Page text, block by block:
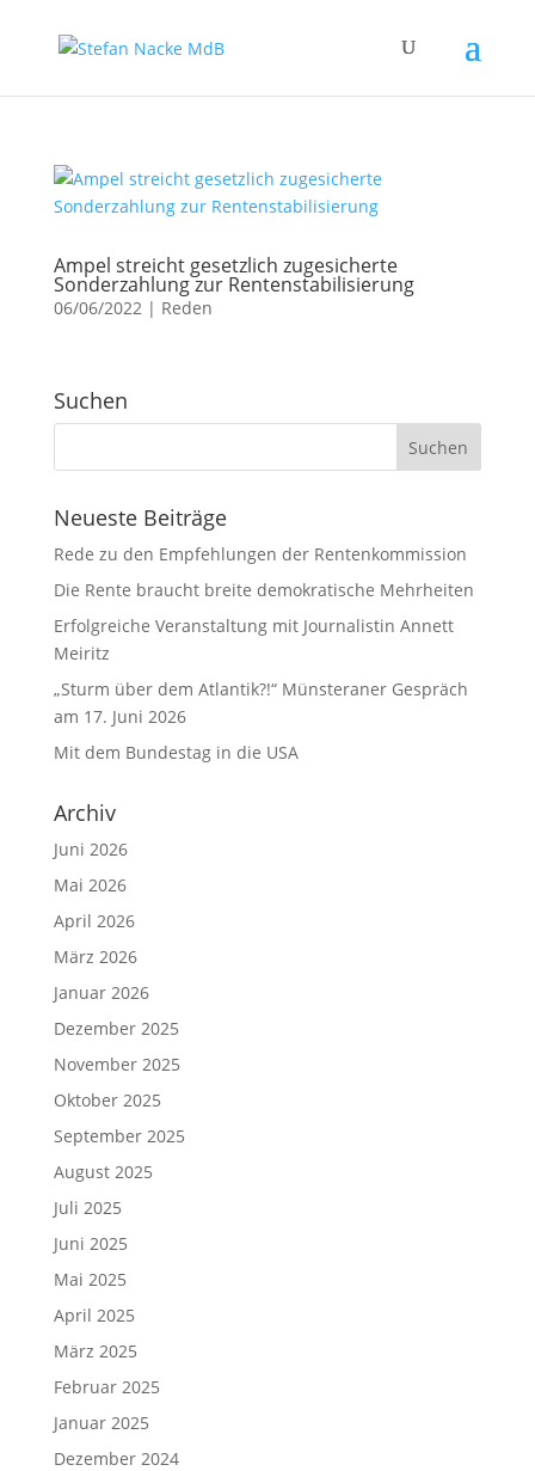
Ampel streicht gesetzlich zugesicherte
Sonderzahlung zur Rentenstabilisierung
06/06/2022| Reden
Suchen
Neueste Beiträge
Rede zu den Empfehlungen der Rentenkommission
Die Rente braucht breite demokratische Mehrheiten
Erfolgreiche Veranstaltung mit Journalistin Annett
Meiritz
„Sturm über dem Atlantik?!“ Münsteraner Gespräch
am 17. Juni 2026
Mit dem Bundestag in die USA
Archiv
Juni 2026
Mai 2026
April 2026
März 2026
Januar 2026
Dezember 2025
November 2025
Oktober 2025
September 2025
August 2025
Juli 2025
Juni 2025
Mai 2025
April 2025
März 2025
Februar 2025
Januar 2025
Dezember 2024